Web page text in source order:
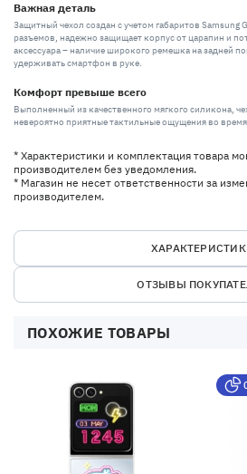
Важная деталь
Защитный чехол создан с учетом габаритов Samsung
разъемов, надежно защищает корпус от царапин и
аксессуара – наличие широкого ремешка на задней
удерживать смартфон в руке.
Комфорт превыше всего
Выполненный из качественного мягкого силикона,
невероятно приятные тактильные ощущения во
* Характеристики и комплектация товара
производителем без уведомления.
* Магазин не несет ответственности за
производителем.
ОТЗЫВЫ
ПОХОЖИЕ ТОВАРЫ